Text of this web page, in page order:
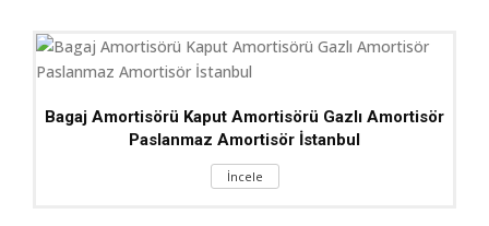
Bagaj Amortisörü Kaput Amortisörü Gazlı Amortisör
Paslanmaz Amortisör İstanbul
İncele